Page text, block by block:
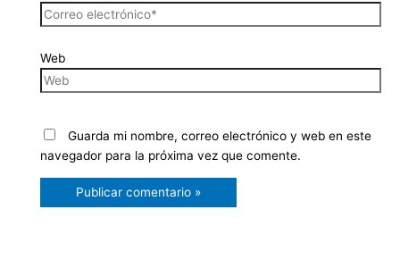
Web
Guarda mi nombre, correo electrónico y web en este
navegador para la próxima vez que comente.